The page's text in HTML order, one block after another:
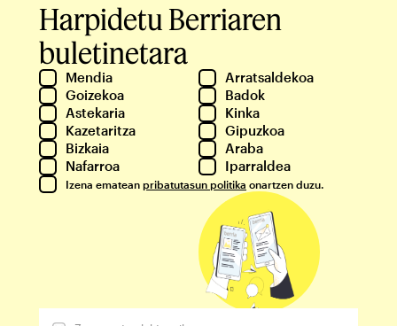
Harpidetu Berriaren
buletinetara
Mendia
Arratsaldekoa
Goizekoa
Badok
Astekaria
Kinka
Kazetaritza
Gipuzkoa
Bizkaia
Araba
Nafarroa
Iparraldea
Izena ematean pribatutasun politika onartzen duzu.